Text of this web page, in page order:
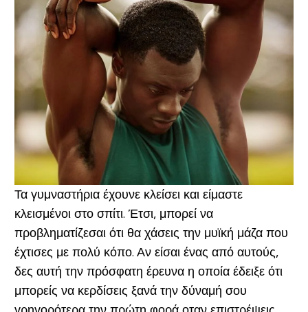
Τα γυμναστήρια έχουνε κλείσει και είμαστε
κλεισμένοι στο σπίτι. Έτσι, μπορεί να
προβληματίζεσαι ότι θα χάσεις την μυϊκή μάζα που
έχτισες με πολύ κόπο. Αν είσαι ένας από αυτούς,
δες αυτή την πρόσφατη έρευνα η οποία έδειξε ότι
μπορείς να κερδίσεις ξανά την δύναμή σου